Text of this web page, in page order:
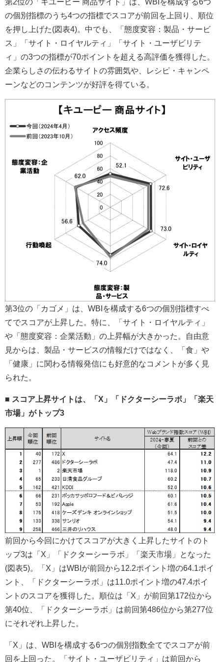
の個別指標のうち4つの指標でスコアが前回を上回り、順位
を押し上げた(図表4)。中でも、「態度変容：製品・サービ
ス」「サイト・ロイヤルティ」「サイト・ユーザビリテ
ィ」の3つの指標が70ポイントを超える高評価を獲得した。
企業らしさの伝わるサイトの雰囲気や、レシピ・キャンペ
ーンなどのコンテンツが好評を得ている。
第3位の「カゴメ」は、WBIを構成する6つの個別指標すべ
てでスコアが上昇した。特に、「サイト・ロイヤルティ」
や「態度変容：企業活動」の上昇幅が大きかった。自由意
見からは、製品・サービスの情報だけではなく、「食」や
「健康」に関わる情報発信にも好意的なコメントが多く見
られた。
■ スコア上昇サイトは、「X」「ドクターシーラボ」「楽天
市場」がトップ3
前回から今回にかけてスコアが大きく上昇したサイトのト
ップ3は「X」「ドクターシーラボ」「楽天市場」となった
(図表5)。「X」はWBIが前回から12.2ポイント増の64.1ポイ
ント、「ドクターシーラボ」は11.0ポイント増の47.4ポイ
ントのスコアを獲得した。順位は「X」が前回第172位から
第40位、「ドクターシーラボ」は前回第486位から第277位
にそれぞれ上昇した。
「X」は、WBIを構成する6つの個別指数全てでスコアが前
回を上回った。「サイト・ユーザビリティ」は前回から